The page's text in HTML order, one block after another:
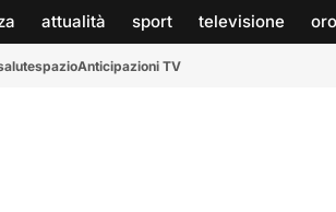
attualità sport televisione
spazioAnticipazioni TV